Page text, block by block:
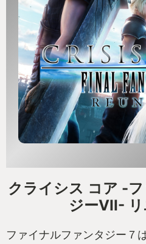
クライシス コア -
ジーVII-
ファイナルファンタジー７